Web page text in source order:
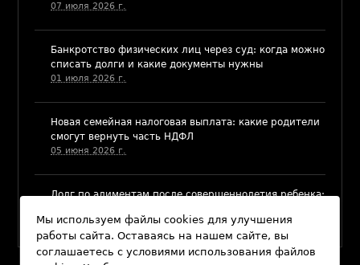
07 июля 2026 г.
Банкротство физических лиц через суд: когда можно
списать долги и какие документы нужны
01 июля 2026 г.
​Новая семейная налоговая выплата: какие родители
смогут вернуть часть НДФЛ
05 июня 2026 г.
Долг по алиментам после совершеннолетия ребенка:
03 июня 2026 г.
Мы используем файлы cookies для улучшения
работы сайта. Оставаясь на нашем сайте, вы
соглашаетесь с условиями использования файлов